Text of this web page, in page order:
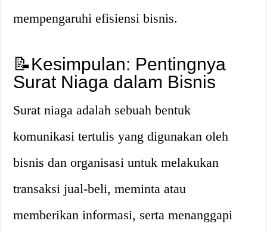
mempengaruhi efisiensi bisnis.
📝Kesimpulan: Pentingnya
Surat Niaga dalam Bisnis
Surat niaga adalah sebuah bentuk
komunikasi tertulis yang digunakan oleh
bisnis dan organisasi untuk melakukan
transaksi jual-beli, meminta atau
memberikan informasi, serta menanggapi